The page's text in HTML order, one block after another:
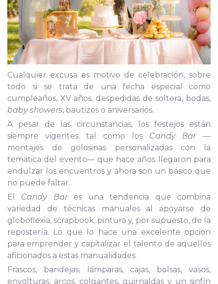
Cualquier excusa es motivo de celebración, sobre
todo si se trata de una fecha especial como
cumpleaños, XV años, despedidas de soltera, bodas,
baby showers, bautizos o aniversarios.
A pesar de las circunstancias, los festejos están
siempre vigentes; tal como los Candy Bar—
montajes de golosinas personalizadas con la
temática del evento— que hace años llegaron para
endulzar los encuentros y ahora son un básico que
no puede faltar.
El
Candy Bar es una tendencia que combina
variedad de técnicas manuales al apoyarse de
globoflexia, scrapbook, pintura y, por supuesto, de la
repostería. Lo que lo hace una excelente opción
para emprender y capitalizar el talento de aquellos
aficionados a estas manualidades.
Frascos, bandejas, lámparas, cajas, bolsas, vasos,
envolturas, arcos, colgantes, guirnaldas y un sinfín